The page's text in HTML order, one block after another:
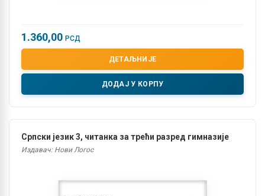
1.360,00 РСД
ДЕТАЉНИЈЕ
ДОДАЈ У КОРПУ
Српски језик 3, читанка за трећи разред гимназије
Издавач: Нови Логос